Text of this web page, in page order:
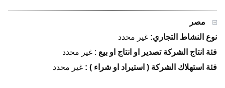
مصر
نوع النشاط التجاري: غير محدد
فئة انتاج الشركة تصدير او انتاج او بيع : غير محدد
فئة استهلاك الشركة ( استيراد او شراء ) : غير محدد